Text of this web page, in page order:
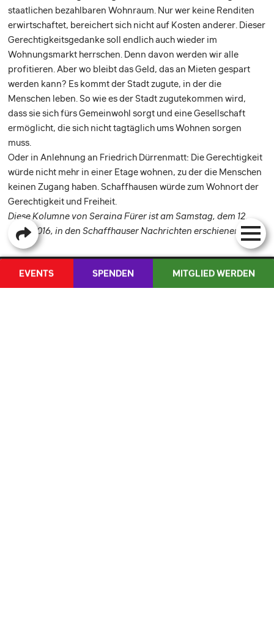
staat­lichen bezahlbaren Wohnraum. Nur wer keine Renditen
erwirtschaftet, bereichert sich nicht auf Kosten anderer. Dieser
Gerechtigkeitsgedanke soll endlich auch wieder im
Wohnungsmarkt herrschen. Denn davon werden wir alle
profitieren. Aber wo bleibt das Geld, das an Mieten gespart
werden kann? Es kommt der Stadt zugute, in der die
Menschen leben. So wie es der Stadt zugutekommen wird,
dass sie sich fürs Gemeinwohl sorgt und eine Gesellschaft
ermöglicht, die sich nicht tagtäglich ums Wohnen sorgen
muss.
Oder in Anlehnung an Friedrich Dürrenmatt: Die Gerechtigkeit
würde nicht mehr in einer Etage wohnen, zu der die Menschen
keinen Zugang ­haben. Schaffhausen würde zum Wohnort der
Gerechtigkeit und Freiheit.
Diese Kolumne von Seraina Fürer ist am Samstag, dem 12.
März 2016, in den Schaffhauser Nachrichten erschienen.
EVENTS SPENDEN MITGLIED WERDEN